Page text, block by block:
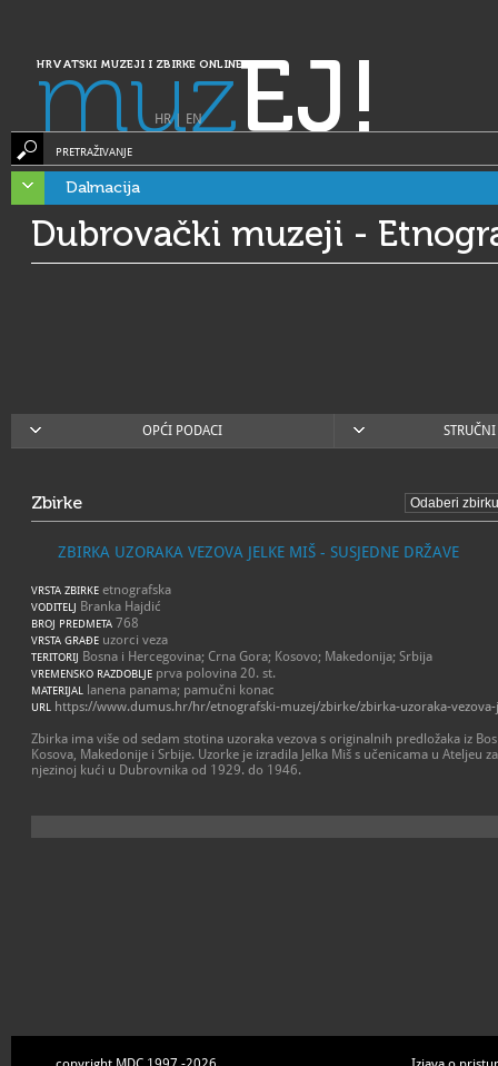
HRVATSKI MUZEJI I ZBIRKE ONLINE
muzEJ!
HR| EN
PRETRAŽIVANJE
Dalmacija
Dubrovački muzeji -
OPĆI PODACI
Zbirke
ZBIRKA UZORAKA VEZOVA JELKE MIŠ - SUSJEDNE DRŽAVE
VRSTA ZBIRKE etnografska
VODITELJ Branka Hajdić
BROJ PREDMETA 768
VRSTA GRAĐE uzorci veza
TERITORIJ Bosna i Hercegovina; Crna Gora; Kosovo; Makedonija; Srbija
VREMENSKO RAZDOBLJE prva polovina 20. st.
MATERIJAL lanena panama; pamučni konac
URL https://www.dumus.hr/hr/etnografski-muzej/zbirke/zbirka-uzoraka-
Zbirka ima više od sedam stotina uzoraka vezova s originalnih predložaka iz
Kosova, Makedonije i Srbije. Uzorke je izradila Jelka Miš s učenicama u Ateljeu
njezinoj kući u Dubrovnika od 1929. do 1946.